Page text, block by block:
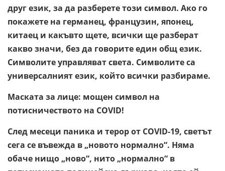
друг език, за да разберете този символ. Ако го
покажете на германец, французин, японец,
китаец и какъвто щете, всички ще разберат
какво значи, без да говорите един общ език.
Символите управляват света. Символите са
универсалният език, който всички разбираме.
Маската за лице: мощен символ на
потисничеството на COVID!
След месеци паника и терор от COVID-19, светът
сега се въвежда в „новото нормално“. Няма
обаче нищо „ново“, нито „нормално“ в